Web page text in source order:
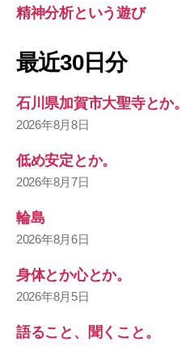
精神分析という遊び
最近30日分
石川県加賀市大聖寺とか。
2026年8月8日
低め安定とか。
2026年8月7日
輪島
2026年8月6日
身体とか心とか。
2026年8月5日
語ること、聞くこと。